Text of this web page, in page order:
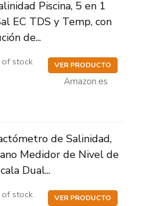
Piscina, 5 en 1
EC TDS y Temp, con
de...
stock VER PRODUCTO
Amazon.es
de Salinidad,
Medidor de Nivel de
Dual...
stock VER PRODUCTO